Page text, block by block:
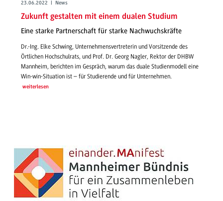
23.06.2022 | News
Zukunft gestalten mit einem dualen Studium
Eine starke Partnerschaft für starke Nachwuchskräfte
Dr.-Ing. Elke Schwing, Unternehmensvertreterin und Vorsitzende des
Örtlichen Hochschulrats, und Prof. Dr. Georg Nagler, Rektor der DHBW
Mannheim, berichten im Gespräch, warum das duale Studienmodell eine
Win-win-Situation ist – für Studierende und für Unternehmen.
weiterlesen